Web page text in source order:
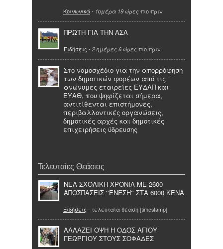
Κοινωνικά- 1ημέρα 19 ώρες πιο πριν
ΠΡΩΤΗ ΓΙΑ ΤΗΝ ΑΣΑ
Ειδήσεις - 2 ημέρες 6 ώρες πιο πριν
Στο νομοσχέδιο για την απορρόφηση
των δημοτικών φορέων από τις
ανώνυμες εταιρείες ΕΥΔΑΠ και
ΕΥΑΘ, που ψηφίζεται σήμερα,
αντιτίθενται επιστήμονες,
περιβαλλοντικές οργανώσεις,
δημοτικές αρχές και δημοτικές
επιχειρήσεις ύδρευσης
Τελευταίες Θεάσεις
ΝΕΑ ΣΧΟΛΙΚΗ ΧΡΟΝΙΑ ΜΕ 2600
ΑΠΟΣΠΑΣΕΙΣ ''ΕΝΕΣΗ'' ΣΤΑ 6000 ΚΕΝΑ
Ειδήσεις - τελευταία θέαση [timestamp]
ΑΛΛΑΖΕΙ ΟΨΗ Η ΟΔΟΣ ΑΓΙΟΥ
ΓΕΩΡΓΙΟΥ ΣΤΟΥΣ ΣΟΦΑΔΕΣ